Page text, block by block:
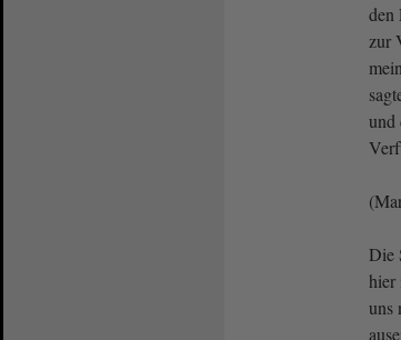
den
zur
und
Die
hier
uns